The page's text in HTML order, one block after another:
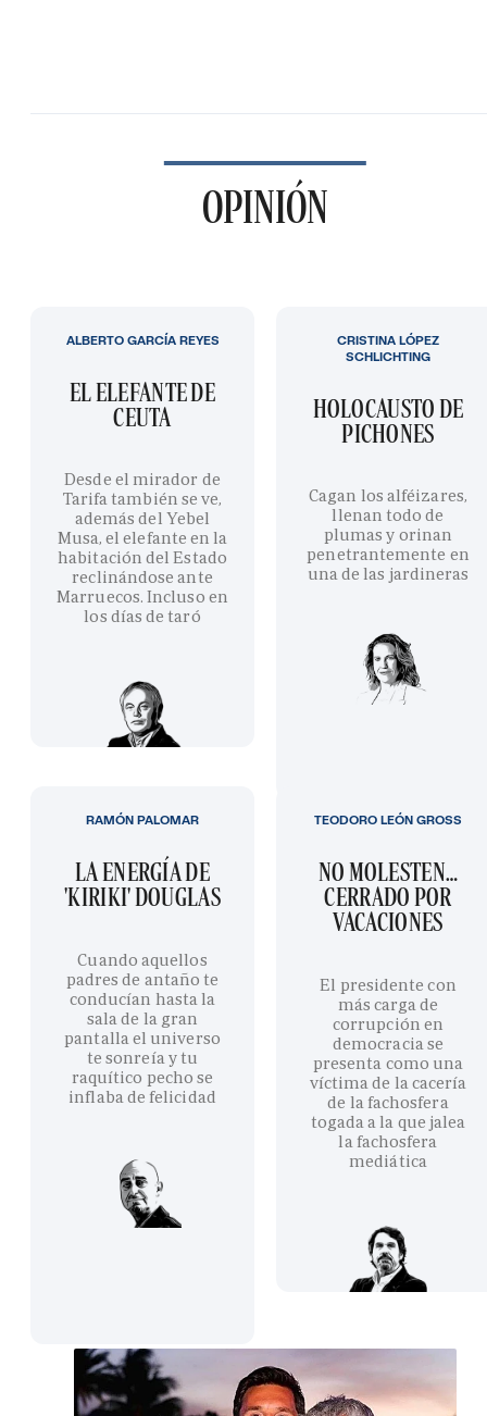
OPINIÓN
EL ELEFANTE DE
CEUTA
Desde el mirador de
Tarifa también se ve,
además del Yebel
Musa, el elefante en la
habitación del Estado
reclinándose ante
Marruecos. Incluso en
los días de taró
ALBERTO GARCÍA REYES
HOLOCAUSTO DE
PICHONES
Cagan los alféizares,
llenan todo de
plumas y orinan
penetrantemente en
una de las jardineras
CRISTINA LÓPEZ
SCHLICHTING
LA ENERGÍA DE
'KIRIKI' DOUGLAS
Cuando aquellos
padres de antaño te
conducían hasta la
sala de la gran
pantalla el universo
te sonreía y tu
raquítico pecho se
inflaba de felicidad
RAMÓN PALOMAR
NO MOLESTEN…
CERRADO POR
VACACIONES
El presidente con
más carga de
corrupción en
democracia se
presenta como una
víctima de la cacería
de la fachosfera
togada a la que jalea
la fachosfera
mediática
TEODORO LEÓN GROSS